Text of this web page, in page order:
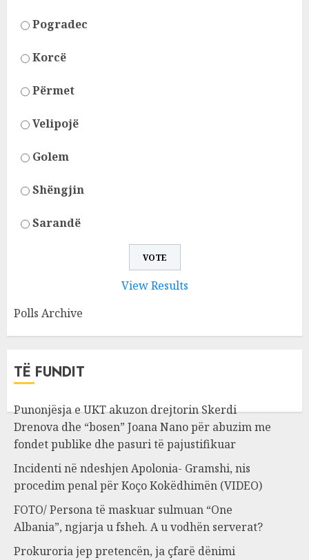
Pogradec
Korcë
Përmet
Velipojë
Golem
Shëngjin
Sarandë
View Results
Polls Archive
TË FUNDIT
Punonjësja e UKT akuzon drejtorin Skerdi
Drenova dhe “bosen” Joana Nano për abuzim me
fondet publike dhe pasuri të pajustifikuar
Incidenti në ndeshjen Apolonia- Gramshi, nis
procedim penal për Koço Kokëdhimën (VIDEO)
FOTO/ Persona të maskuar sulmuan “One
Albania”, ngjarja u fsheh. A u vodhën serverat?
Prokuroria jep pretencën, ja çfarë dënimi